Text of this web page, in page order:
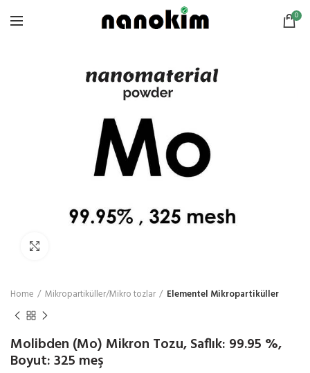
0
Home Mikropartiküller/Mikro tozlar Elementel Mikropartiküller
Molibden (Mo) Mikron Tozu, Saflık: 99.95 %,
Boyut: 325 meş